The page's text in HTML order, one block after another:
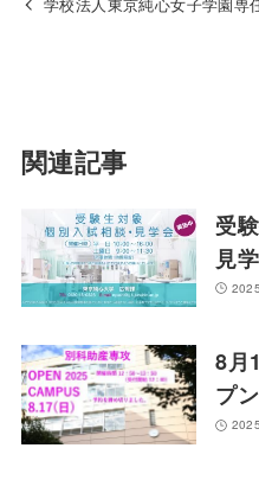
関連記事
受
見
8月
プ